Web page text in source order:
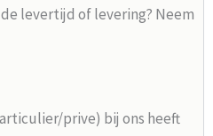
levertijd of levering? Neem
prive) bij ons heeft